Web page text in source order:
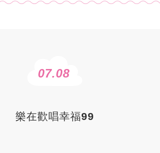
07.08
樂在歡唱幸福99